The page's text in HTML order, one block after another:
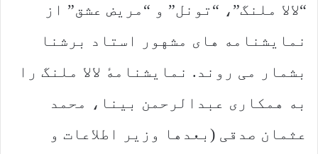
“لالا ملنگ”،‌ “تونل” و “مریض عشق” از
نمایشنامه های مشهور استاد برشنا
بشمار می روند. نمایشنامهٔ لالا ملنگ را
به همکاری عبدالرحمن بینا، محمد
عثمان صدقی (بعدها وزیر اطلاعات و